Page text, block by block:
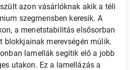
azon vásárlóknak akik a téli
szegmensben keresik. A
a menetstabilitás elsősorban
merevségén múlik.
lamellák segítik elő a jobb
utakon. Ez a lamellázás a